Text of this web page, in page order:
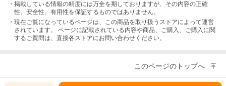
・掲載している情報の精度には万全を期しておりますが、その内容の正確
性、安全性、有用性を保証するものではありません。
・現在ご覧になっているページは、この商品を取り扱うストアによって運営
されています。 ページに記載されている内容や商品、ご購入 、ご購入に関
するご質問は、直接各ストアにお問い合わせください。
このページのトップへ